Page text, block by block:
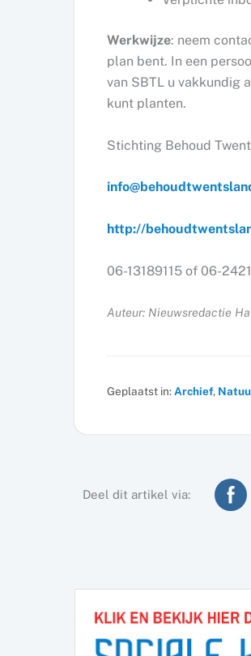
Werkwijze: neem
plan bent. In een
van SBTL u vakkundig
kunt planten.
Stichting Behoud
http://
06-13189115 of 06-
Auteur: Nieuwsredactie
Geplaatst in: Archief,
Deel dit artikel via: